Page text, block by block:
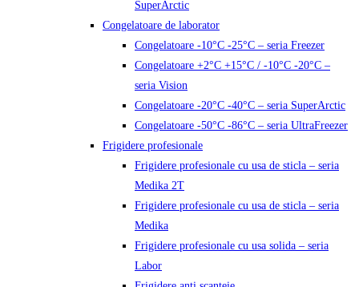
SuperArctic
Congelatoare de laborator
Congelatoare -10°C -25°C – seria Freezer
Congelatoare +2°C +15°C / -10°C -20°C –
seria Vision
Congelatoare -20°C -40°C – seria SuperArctic
Congelatoare -50°C -86°C – seria UltraFreezer
Frigidere profesionale
Frigidere profesionale cu usa de sticla – seria
Medika 2T
Frigidere profesionale cu usa de sticla – seria
Medika
Frigidere profesionale cu usa solida – seria
Labor